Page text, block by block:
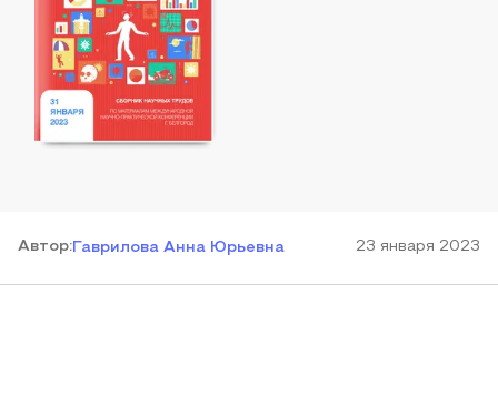
Автор:Гаврилова Анна Юрьевна 23 января 2023